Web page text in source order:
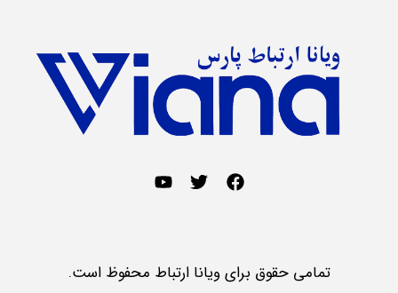
تمامی حقوق برای ویانا ارتباط محفوظ است.